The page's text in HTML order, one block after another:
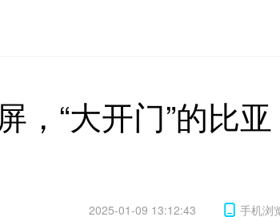
，“大开门”的比亚
2025-01-09 13:12:43 手机浏